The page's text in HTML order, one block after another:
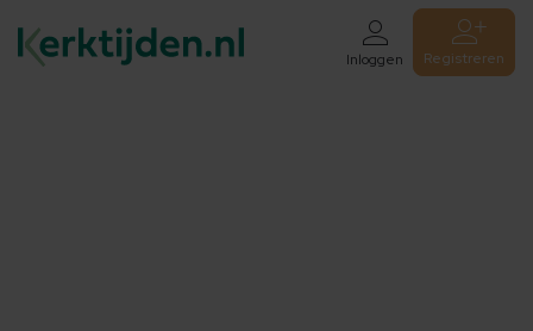
Inloggen Registreren